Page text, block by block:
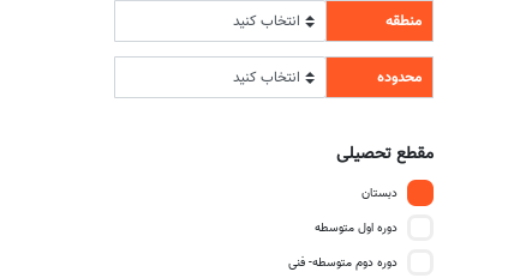
منطقه
محدوده
مقطع تحصیلی
دبستان
دوره اول متوسطه
دوره دوم متوسطه- فنی